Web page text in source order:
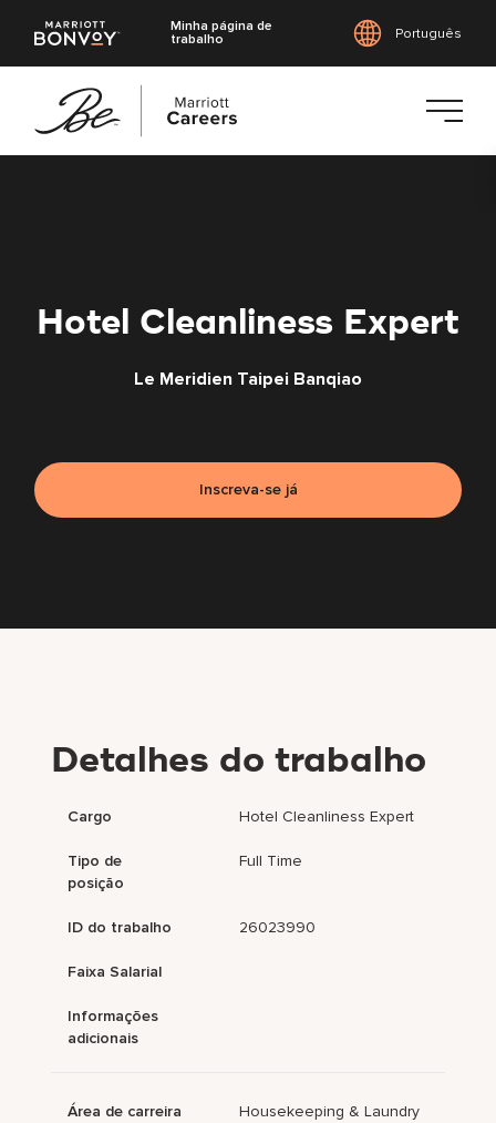
Minha página de
trabalho
Português
Hotel Cleanliness Expert
Le Meridien Taipei Banqiao
Inscreva-se já
Detalhes do trabalho
Cargo Hotel Cleanliness Expert
Tipo de
posição
Full Time
ID do trabalho 26023990
Faixa Salarial
Informações
adicionais
Área de carreira Housekeeping & Laundry